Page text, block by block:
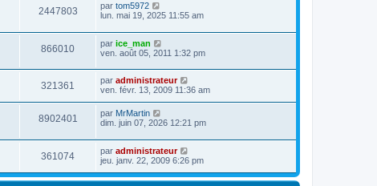
2447803 par tom5972
lun. mai 19, 2025 11:55 am
866010 par ice_man
ven. août 05, 2011 1:32 pm
321361 par administrateur
ven. févr. 13, 2009 11:36 am
8902401 par MrMartin
dim. juin 07, 2026 12:21 pm
361074 par administrateur
jeu. janv. 22, 2009 6:26 pm